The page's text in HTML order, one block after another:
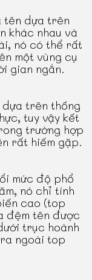
tên dựa trên
khác nhau và
nó có thể rất
một vùng cụ
gian ngắn.
trên thống
tuy vậy kết
trường hợp
rất hiếm gặp.
mức độ phổ
nó chỉ tính
cao (top
đệm tên được
trục hoành
ngoài top